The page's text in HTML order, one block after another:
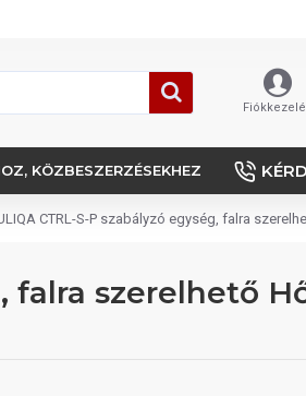
KÖZBESZERZÉSEKHEZ
CTRL-S-P szabályzó egység, falra
falra szerelhető